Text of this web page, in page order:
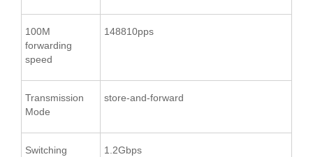
100M
forwarding
speed
148810pps
Transmission
Mode
store-and-forward
Switching
1.2Gbps